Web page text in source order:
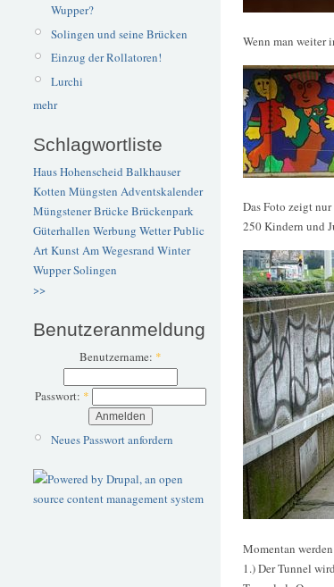
Wupper?
Solingen und seine Brücken
Einzug der Rollatoren!
Lurchi
mehr
Schlagwortliste
Haus Hohenscheid Balkhauser
Kotten Müngsten Adventskalender
Müngstener BrückeBrückenpark
Güterhallen Werbung WetterPublic
ArtKunstAm Wegesrand Winter
WupperSolingen
>>
Benutzeranmeldung
Benutzername: *
Passwort: *
Neues Passwort anfordern
Wenn man weiter
Das Foto zeigt
250 Kindern und
Momentan
1.) Der Tunnel